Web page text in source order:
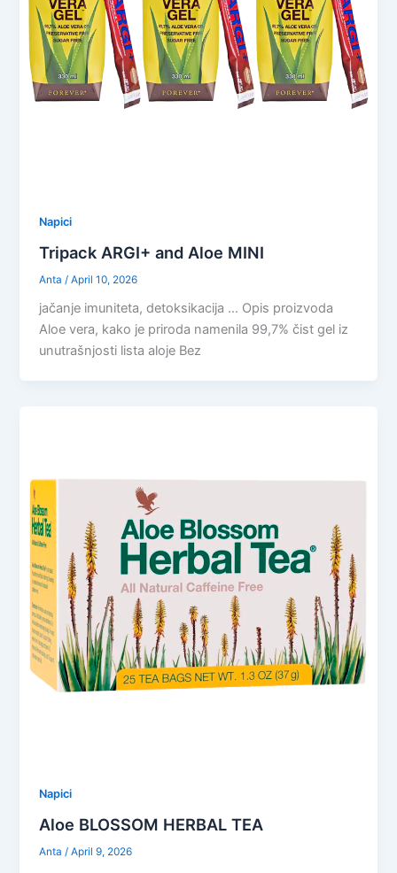
Napici
Tripack ARGI+ and Aloe MINI
Anta /April 10, 2026
jačanje imuniteta, detoksikacija … Opis proizvoda
Aloe vera, kako je priroda namenila 99,7% čist gel iz
unutrašnjosti lista aloje Bez
Napici
Aloe BLOSSOM HERBAL TEA
Anta/April 9, 2026